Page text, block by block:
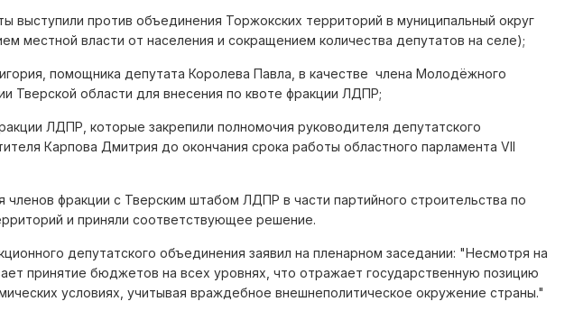
выступили против объединения Торжокских территорий в муниципальный округ
местной власти от населения и сокращением количества депутатов на селе);
помощника депутата Королева Павла, в качестве члена Молодёжного
Тверской области для внесения по квоте фракции ЛДПР;
ЛДПР, которые закрепили полномочия руководителя депутатского
Карпова Дмитрия до окончания срока работы областного парламента VII
фракции с Тверским штабом ЛДПР в части партийного строительства по
и приняли соответствующее решение.
депутатского объединения заявил на пленарном заседании: "Несмотря на
принятие бюджетов на всех уровнях, что отражает государственную позицию
условиях, учитывая враждебное внешнеполитическое окружение страны."